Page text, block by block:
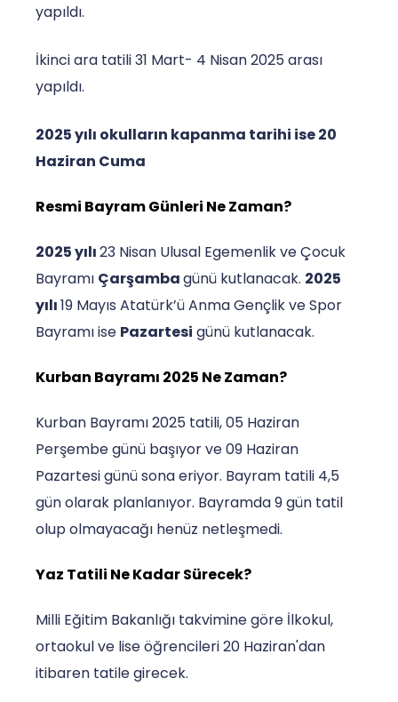
yapıldı.
İkinci ara tatili 31 Mart- 4 Nisan 2025 arası
yapıldı.
2025 yılı okulların kapanma tarihi ise 20
Haziran Cuma
Resmi Bayram Günleri Ne Zaman?
2025 yılı23 Nisan Ulusal Egemenlik ve Çocuk
Bayramı Çarşambagünü kutlanacak. 2025
yılı19 Mayıs Atatürk’ü Anma Gençlik ve Spor
Bayramı ise Pazartesi günü kutlanacak.
Kurban Bayramı 2025 Ne Zaman?
Kurban Bayramı 2025 tatili, 05 Haziran
Perşembe günü başıyor ve 09 Haziran
Pazartesi günü sona eriyor. Bayram tatili 4,5
gün olarak planlanıyor. Bayramda 9 gün tatil
olup olmayacağı henüz netleşmedi.
Yaz Tatili Ne Kadar Sürecek?
Milli Eğitim Bakanlığı takvimine göre İlkokul,
ortaokul ve lise öğrencileri 20 Haziran'dan
itibaren tatile girecek.